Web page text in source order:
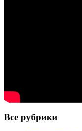
Все рубрики